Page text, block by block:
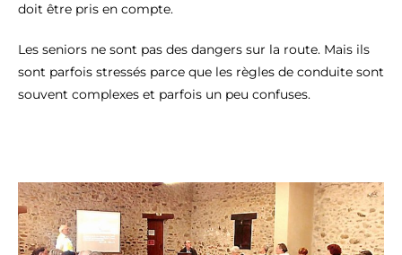
doit être pris en compte.
Les seniors ne sont pas des dangers sur la route. Mais ils
sont parfois stressés parce que les règles de conduite sont
souvent complexes et parfois un peu confuses.